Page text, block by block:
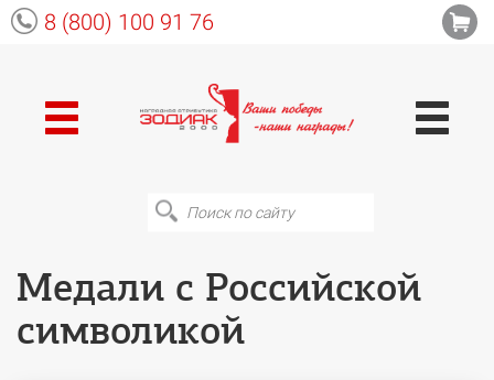
8 (800) 100 91 76
Медали с Российской
символикой